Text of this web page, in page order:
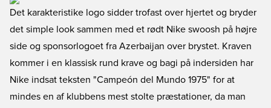
Det karakteristike logo sidder trofast over hjertet og bryder
det simple look sammen med et rødt Nike swoosh på højre
side og sponsorlogoet fra Azerbaijan over brystet. Kraven
kommer i en klassisk rund krave og bagi på indersiden har
Nike indsat teksten "Campeón del Mundo 1975" for at
mindes en af klubbens mest stolte præstationer, da man